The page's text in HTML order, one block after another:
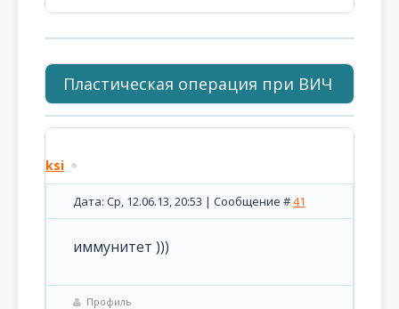
Пластическая операция при ВИЧ
ksi
Дата: Ср, 12.06.13, 20:53 | Сообщение #41
иммунитет )))
Профиль